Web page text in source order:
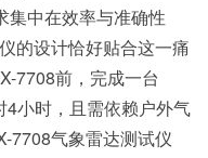
集中在效率与准确性
的设计恰好贴合这一痛
7708前，完成一台
小时，且需依赖户外气
7708气象雷达测试仪